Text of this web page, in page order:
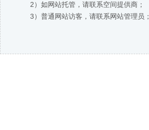
2）如网站托管，请联系空间提供商；
3）普通网站访客，请联系网站管理员；